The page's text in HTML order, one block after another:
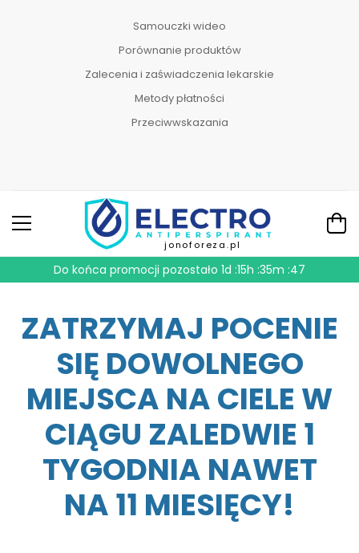
Samouczki wideo
Porównanie produktów
Zalecenia i zaświadczenia lekarskie
Metody płatności
Przeciwwskazania
jonoforeza.pl
Do końca promocji pozostało 1d :15h :35m :46
ZATRZYMAJ POCENIE
SIĘ DOWOLNEGO
MIEJSCA NA CIELE W
CIĄGU ZALEDWIE 1
TYGODNIA NAWET
NA 11 MIESIĘCY!